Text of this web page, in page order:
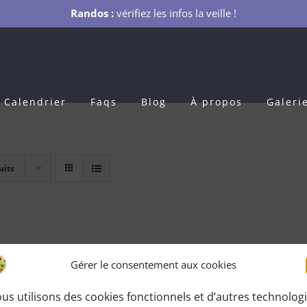
Randos : vérifiez les infos la veille !
Gérer le consentement aux cookies
utilisons des cookies fonctionnels et d’autres
Calendrier Faqs Blog À propos